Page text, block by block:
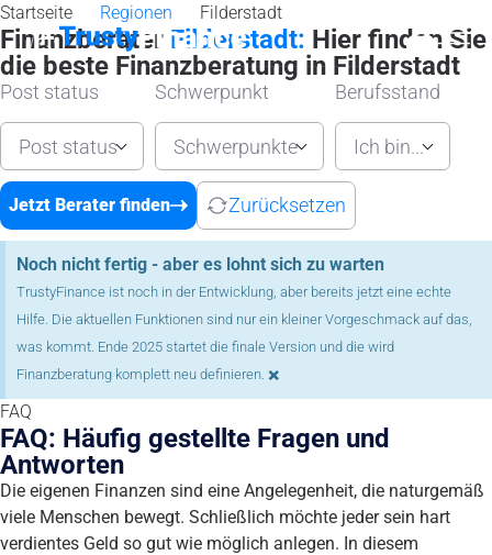
Startseite Regionen Filderstadt
Finanzberater Filderstadt: Hier finden Sie
die beste Finanzberatung in Filderstadt
Post status
Post status
Schwerpunkt
Schwerpunkte
Berufsstand
Ich bin...
Jetzt Berater finden Zurücksetzen
Noch nicht fertig - aber es lohnt sich zu warten
TrustyFinance ist noch in der Entwicklung, aber bereits jetzt eine echte
Hilfe. Die aktuellen Funktionen sind nur ein kleiner Vorgeschmack auf das,
was kommt. Ende 2025 startet die finale Version und die wird
Finanzberatung komplett neu definieren. ×
FAQ
FAQ: Häufig gestellte Fragen und
Antworten
Die eigenen Finanzen sind eine Angelegenheit, die naturgemäß
viele Menschen bewegt. Schließlich möchte jeder sein hart
verdientes Geld so gut wie möglich anlegen. In diesem